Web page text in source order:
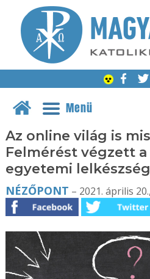
Menü
Az online világ is
Felmérést végzett
egyetemi lelkészség
NÉZŐPONT – 2021. április